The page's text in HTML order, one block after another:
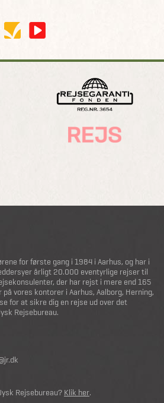
for første gang i 1984 i Aarhus, og har i
årligt 20.000 eventyrlige rejser til
der har rejst i mere end 165
vores kontorer i Aarhus, Aalborg, Herning,
for at sikre dig en rejse ud over det
Rejsebureau.
Rejsebureau? Klik her.